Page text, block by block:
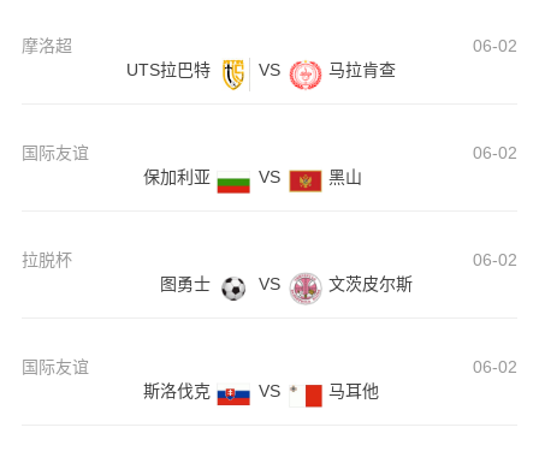
摩洛超
06-02
UTS拉巴特
VS 马拉肯查
国际友谊
06-02
保加利亚
VS 黑山
拉脱杯
06-02
图勇士
VS 文茨皮尔斯
国际友谊
06-02
斯洛伐克
VS 马耳他